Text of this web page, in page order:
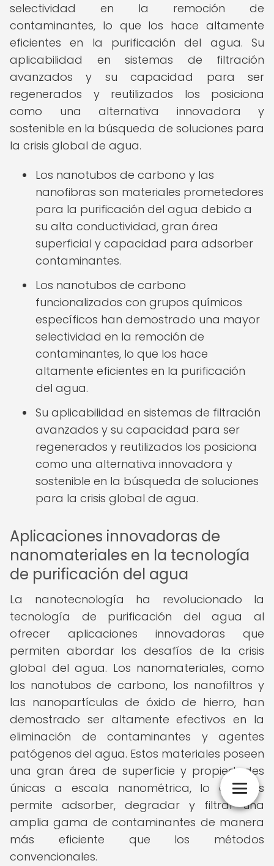
selectividad en la remoción de
contaminantes, lo que los hace altamente
eficientes en la purificación del agua. Su
aplicabilidad en sistemas de filtración
avanzados y su capacidad para ser
regenerados y reutilizados los posiciona
como una alternativa innovadora y
sostenible en la búsqueda de soluciones para
la crisis global de agua.
Los nanotubos de carbono y las
nanofibras son materiales prometedores
para la purificación del agua debido a
su alta conductividad, gran área
superficial y capacidad para adsorber
contaminantes.
Los nanotubos de carbono
funcionalizados con grupos químicos
específicos han demostrado una mayor
selectividad en la remoción de
contaminantes, lo que los hace
altamente eficientes en la purificación
del agua.
Su aplicabilidad en sistemas de filtración
avanzados y su capacidad para ser
regenerados y reutilizados los posiciona
como una alternativa innovadora y
sostenible en la búsqueda de soluciones
para la crisis global de agua.
Aplicaciones innovadoras de
nanomateriales en la tecnología
de purificación del agua
La nanotecnología ha revolucionado la
tecnología de purificación del agua al
ofrecer aplicaciones innovadoras que
permiten abordar los desafíos de la crisis
global del agua. Los nanomateriales, como
los nanotubos de carbono, los nanofiltros y
las nanopartículas de óxido de hierro, han
demostrado ser altamente efectivos en la
eliminación de contaminantes y agentes
patógenos del agua. Estos materiales poseen
una gran área de superficie y propiedades
únicas a escala nanométrica, lo que les
permite adsorber, degradar y filtrar una
amplia gama de contaminantes de manera
más eficiente que los métodos
convencionales.